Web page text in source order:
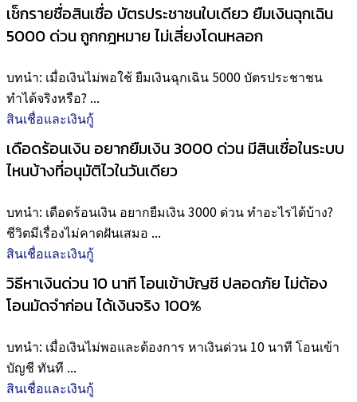
เช็กรายชื่อสินเชื่อ บัตรประชาชนใบเดียว ยืมเงินฉุกเฉิน
5000 ด่วน ถูกกฎหมาย ไม่เสี่ยงโดนหลอก
บทนำ: เมื่อเงินไม่พอใช้ ยืมเงินฉุกเฉิน 5000 บัตรประชาชน
ทำได้จริงหรือ? ...
สินเชื่อและเงินกู้
เดือดร้อนเงิน อยากยืมเงิน 3000 ด่วน มีสินเชื่อในระบบ
ไหนบ้างที่อนุมัติไวในวันเดียว
บทนำ: เดือดร้อนเงิน อยากยืมเงิน 3000 ด่วน ทำอะไรได้บ้าง?
ชีวิตมีเรื่องไม่คาดฝันเสมอ ...
สินเชื่อและเงินกู้
วิธีหาเงินด่วน 10 นาที โอนเข้าบัญชี ปลอดภัย ไม่ต้อง
โอนมัดจำก่อน ได้เงินจริง 100%
บทนำ: เมื่อเงินไม่พอและต้องการ หาเงินด่วน 10 นาที โอนเข้า
บัญชี ทันที ...
สินเชื่อและเงินกู้